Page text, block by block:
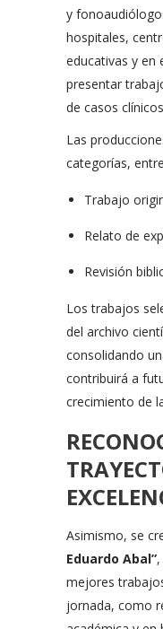
y
hospitales,
educativas y en
presentar
de casos
Las
categorías,
Trabajo
Relato de
Revisión
Los trabajos
del archivo
consolidando
contribuirá a
crecimiento de
Asimismo, se
Eduardo Abal”
mejores
jornada, como